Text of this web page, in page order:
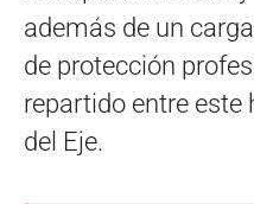
además de un
de protección
repartido entre este
del Eje.